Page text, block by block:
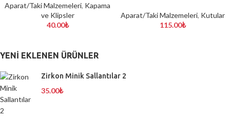
Aparat/Taki Malzemeleri, Kapama
ve Klipsler
40.00₺
Aparat/Taki Malzemeleri, Kutular
115.00₺
YENI EKLENEN ÜRÜNLER
Zirkon Minik Sallantılar 2
35.00₺